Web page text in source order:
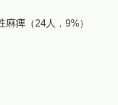
麻痺 （24人，9%）